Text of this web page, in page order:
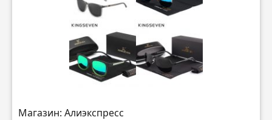
Магазин: Алиэкспресс